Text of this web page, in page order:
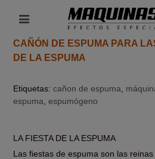
CAÑÓN DE ESPUMA PARA
DE LA ESPUMA
Etiquetas: cañon de espuma
espuma espumógeno
LA FIESTA DE LA ESPUMA
Las fiestas de espuma son las reinas